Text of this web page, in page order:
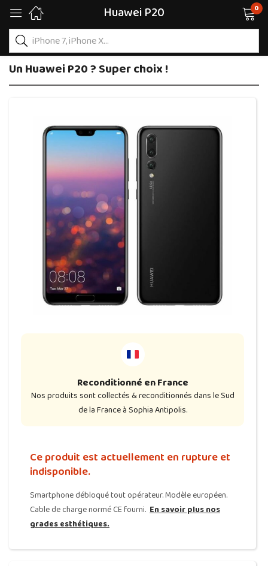
Huawei P20 0
Un Huawei P20 ? Super choix !
Reconditionné en France
Nos produits sont collectés & reconditionnés dans le Sud
de la France à Sophia Antipolis.
Ce produit est actuellement en rupture et
indisponible.
Smartphone débloqué tout opérateur. Modèle européen.
Cable de charge normé CE fourni. En savoir plus nos
grades esthétiques.